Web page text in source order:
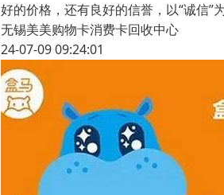
好的价格，还有良好的信誉，以“诚信
无锡美美购物卡消费卡回收中心
24-07-09 09:24:01